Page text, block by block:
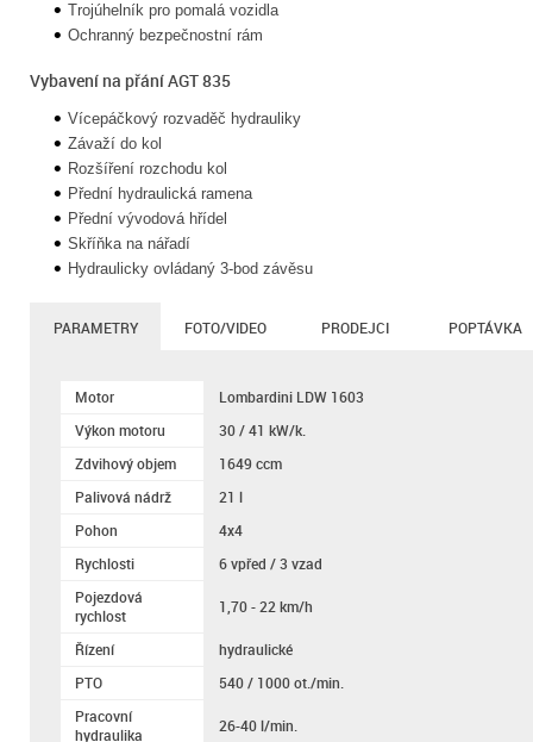
Trojúhelník pro pomalá vozidla
Ochranný bezpečnostní rám
Vybavení na přání AGT 835
Vícepáčkový rozvaděč hydrauliky
Závaží do kol
Rozšíření rozchodu kol
Přední hydraulická ramena
Přední vývodová hřídel
Skříňka na nářadí
Hydraulicky ovládaný 3-bod závěsu
PARAMETRY FOTO/VIDEO PRODEJCI POPTÁVKA
Motor
Lombardini LDW 1603
Výkon motoru
30 / 41 kW/k.
Zdvihový objem
1649 ccm
Palivová nádrž
21 l
Pohon
4x4
Rychlosti
6 vpřed / 3 vzad
Pojezdová
rychlost
1,70 - 22 km/h
Řízení
hydraulické
PTO
540 / 1000 ot./min.
Pracovní
hydraulika
26-40 l/min.